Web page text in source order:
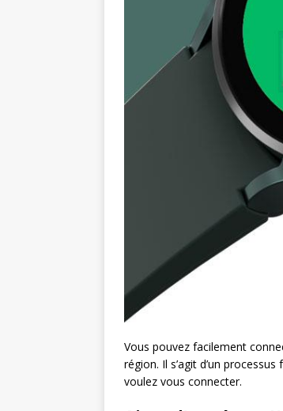
Vous pouvez facilement
région. Il s’agit d’un
voulez vous connecter.